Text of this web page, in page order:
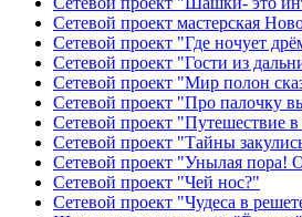
Сетевой проект мастерская
Сетевой проект "Где ночует
Сетевой проект "Гости из
Сетевой проект "Мир полон
Сетевой проект "Про палочку
Сетевой проект "Путешествие
Сетевой проект "Тайны
Сетевой проект "Унылая пора!
Сетевой проект "Чей нос?"
Сетевой проект "Чудеса в